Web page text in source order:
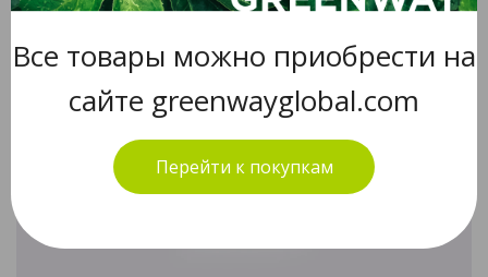
Все товары можно приобрести на
сайте greenwayglobal.com
Перейти к покупкам